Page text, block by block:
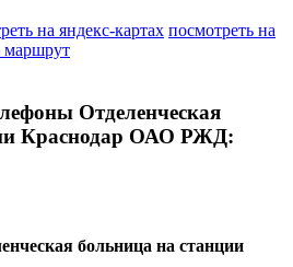
на яндекс-картах посмотреть на
маршрут
Отделенческая
Краснодар ОАО РЖД:
больница на станции